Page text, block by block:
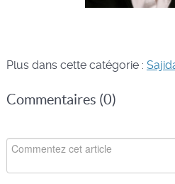
Plus dans cette catégorie :
Commentaires (0)